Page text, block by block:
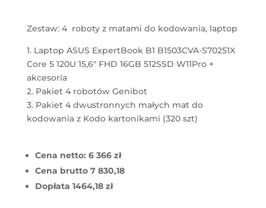
Zestaw: 4 roboty z matami do kodowania, laptop
1. Laptop ASUS ExpertBook B1 B1503CVA-S70251X
Core 5 120U 15,6" FHD 16GB 512SSD W11Pro +
akcesoria
2. Pakiet 4 robotów Genibot
3. Pakiet 4 dwustronnych małych mat do
kodowania z Kodo kartonikami (320 szt)
Cena netto: 6 366 zł
Cena brutto 7 830,18
Dopłata 1464,18 zł